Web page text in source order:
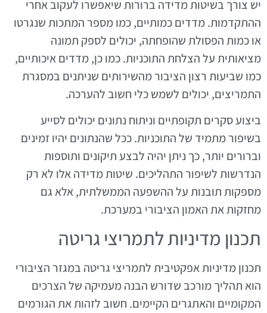
יש צורך בשיטות מדידה ברורות שיאפשרו לעקוב אחרי
ההתקדמות. מדדים כמותיים, כמו מספר המתכות שנגרטו
או כמות הפסולת שהופחתה, יכולים לספק תמונה
מציאותית על הצלחת התוכניות. כמו כן, מדדים איכותיים,
כמו שביעות רצון הציבור מהשירותים שניתנים במסגרת
התמריצים, יכולים לשמש כלי חשוב להערכה.
ביצוע סקרים תקופתיים וניתוח נתונים יכולים לסייע
בשיפור מתמיד של התוכניות. ככל שהנתונים יהיו זמינים
וברורים יותר, כך ניתן יהיה לבצע תיקונים ותוספות
הנדרשות לשיפור התהליכים. שיטות מדידה אלו לא רק
מספקות תובנות על ההשפעה הממשלתית, אלא גם
מחזקות את האמון הציבורי במערכת.
תכנון מדיניות לתמריצי גריטה
תכנון מדיניות אפקטיבית לתמריצי גריטה במגזר הציבורי
הוא תהליך מורכב שדורש הבנה מעמיקה של הצרכים
המקומיים והאתגרים הקיימים. חשוב לזהות את הגורמים